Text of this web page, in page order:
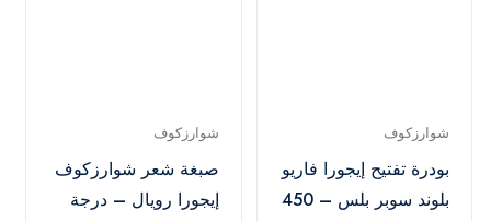
شوارزكوف
بودرة تفتيح إيجورا فاريو
بلوند سوبر بلس – 450
شوارزكوف
صبغة شعر شوارزكوف
إيجورا رويال – درجة